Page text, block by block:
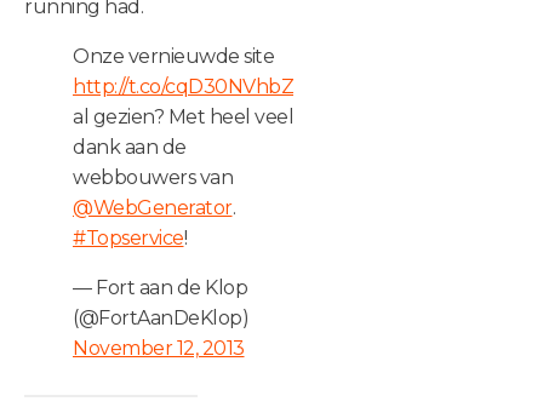
running had.
Onze vernieuwde site
http://t.co/cqD30NVhbZ
al gezien? Met heel veel
dank aan de
webbouwers van
@WebGenerator.
#Topservice!
— Fort aan de Klop
(@FortAanDeKlop)
November 12, 2013